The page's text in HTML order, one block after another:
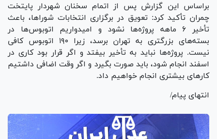
براساس این گزارش پس از اتمام سخنان شهردار پایتخت
چمران تأکید کرد: تعویق در برگزاری انتخابات شوراها، باعث
تأخیر ۶ ماهه پروژه‌ها نشود و امیدواریم اتوبوس‌ها در
بسته‌های بزرگتری به تهران برسد، زیرا ۱۹۰ اتوبوس کافی
نیست. پروژه‌ها نباید به تأخیر بیفتد و اگر قرار بود کاری در
اسفند انجام شود، باید صورت بگیرد و اگر وقت اضافی داشتیم
کار‌های بیشتری انجام خواهیم داد.
انتهای پیام/